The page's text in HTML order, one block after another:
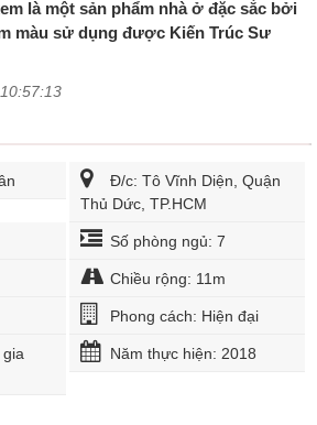
là một sản phẩm nhà ở đặc sắc bởi
màu sử dụng được Kiến Trúc Sư
Đ/c: Tô Vĩnh Diện, Quận
Thủ Dức, TP.HCM
Số phòng ngủ: 7
Chiều rộng: 11m
Phong cách: Hiện đại
Năm thực hiện: 2018